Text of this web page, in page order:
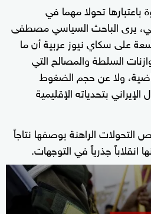
باعتبارها تحولا مهما في
يرى الباحث السياسي مصطفى
على سكاي نيوز عربية أن ما
السلطة والمصالح التي
ولا عن حجم الضغوط
بتحدياته الإقليمية
الراهنة بوصفها نتاجاً
انقلاباً جذرياً في التوجهات.
seconds